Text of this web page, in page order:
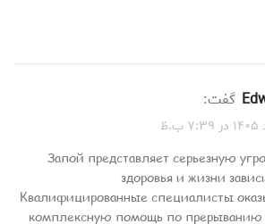
گفت:
Запой представляет серьезную
здоровья и жизни
Квалифицированные специалисты
комплексную помощь по прерыванию